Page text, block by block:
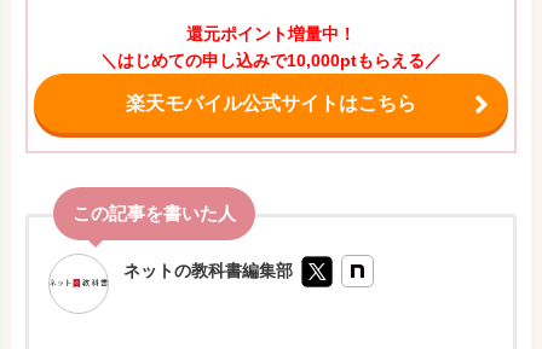
還元ポイント増量中！
＼はじめての申し込みで10,000ptもらえる／
楽天モバイル公式サイトはこちら
ネットの教科書編集部